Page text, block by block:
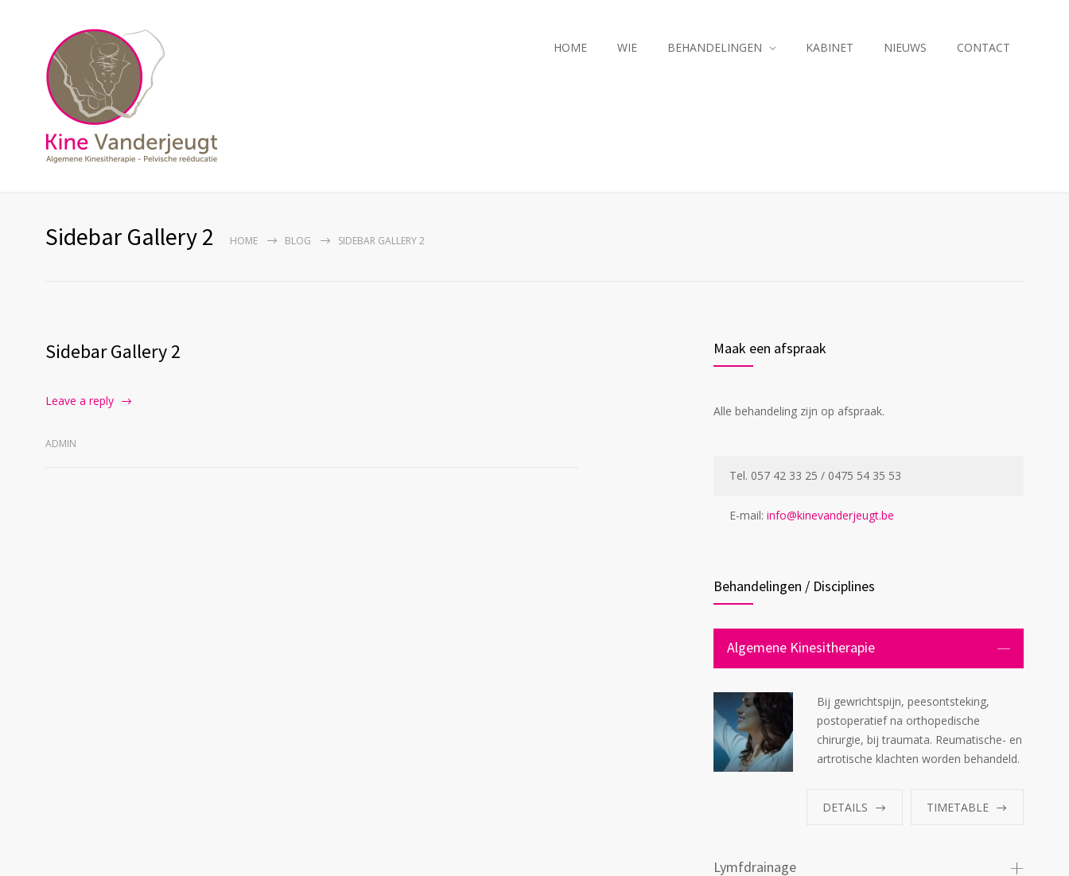
HOME WIE BEHANDELINGEN KABINET NIEUWS CONTACT
Sidebar Gallery 2 HOME BLOG SIDEBAR GALLERY 2
Sidebar Gallery 2
Leave a reply
ADMIN
Maak een afspraak
Alle behandeling zijn op afspraak.
Tel. 057 42 33 25 / 0475 54 35 53
E-mail: info@kinevanderjeugt.be
Behandelingen / Disciplines
Algemene Kinesitherapie
Bij gewrichtspijn, peesontsteking,
postoperatief na orthopedische
chirurgie, bij traumata. Reumatische- en
artrotische klachten worden behandeld.
TIMETABLE
DETAILS
Lymfdrainage